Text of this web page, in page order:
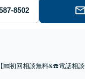
【🆓初回相談無料&☎️電話相